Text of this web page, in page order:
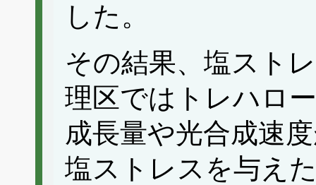
した。
その結果、塩スト
理区ではトレハロ
成長量や光合成速
塩ストレスを与え